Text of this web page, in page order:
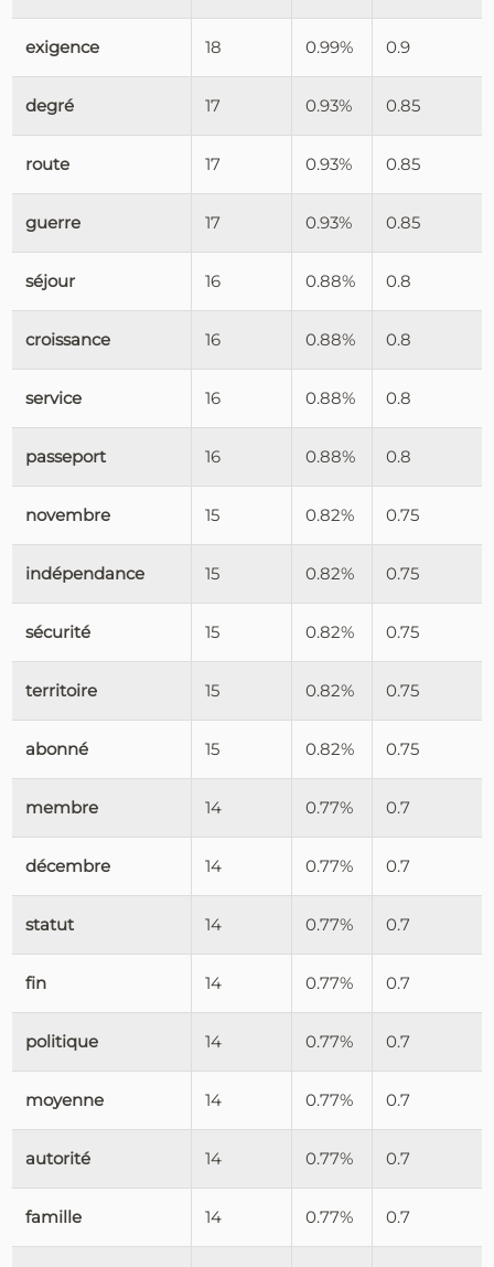
exigence 18 0.99% 0.9
degré 17 0.93% 0.85
route 17 0.93% 0.85
guerre 17 0.93% 0.85
séjour 16 0.88% 0.8
croissance 16 0.88% 0.8
service 16 0.88% 0.8
passeport 16 0.88% 0.8
novembre 15 0.82% 0.75
indépendance 15 0.82% 0.75
sécurité 15 0.82% 0.75
territoire 15 0.82% 0.75
abonné 15 0.82% 0.75
membre 14 0.77% 0.7
décembre 14 0.77% 0.7
statut 14 0.77% 0.7
fin 14 0.77% 0.7
politique 14 0.77% 0.7
moyenne 14 0.77% 0.7
autorité 14 0.77% 0.7
famille 14 0.77% 0.7